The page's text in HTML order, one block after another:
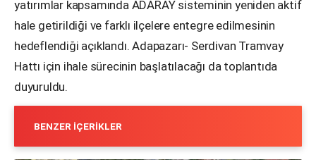
yatırımlar kapsamında ADARAY sisteminin yeniden aktif
hale getirildiği ve farklı ilçelere entegre edilmesinin
hedeflendiği açıklandı. Adapazarı- Serdivan Tramvay
Hattı için ihale sürecinin başlatılacağı da toplantıda
duyuruldu.
BENZER İÇERIKLER